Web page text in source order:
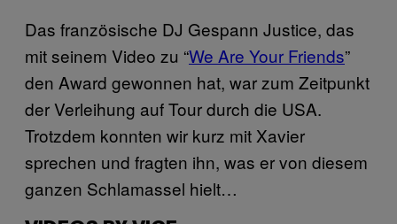
Das französische DJ Gespann Justice, das
mit seinem Video zu “We Are Your Friends”
den Award gewonnen hat, war zum Zeitpunkt
der Verleihung auf Tour durch die USA.
Trotzdem konnten wir kurz mit Xavier
sprechen und fragten ihn, was er von diesem
ganzen Schlamassel hielt…